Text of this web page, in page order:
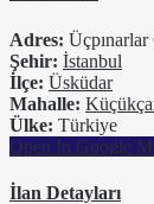
Adres:
Şehir: İstanbul
İlçe: Üsküdar
Mahalle:
Ülke: Türkiye
Open In Google
İlan Detayları